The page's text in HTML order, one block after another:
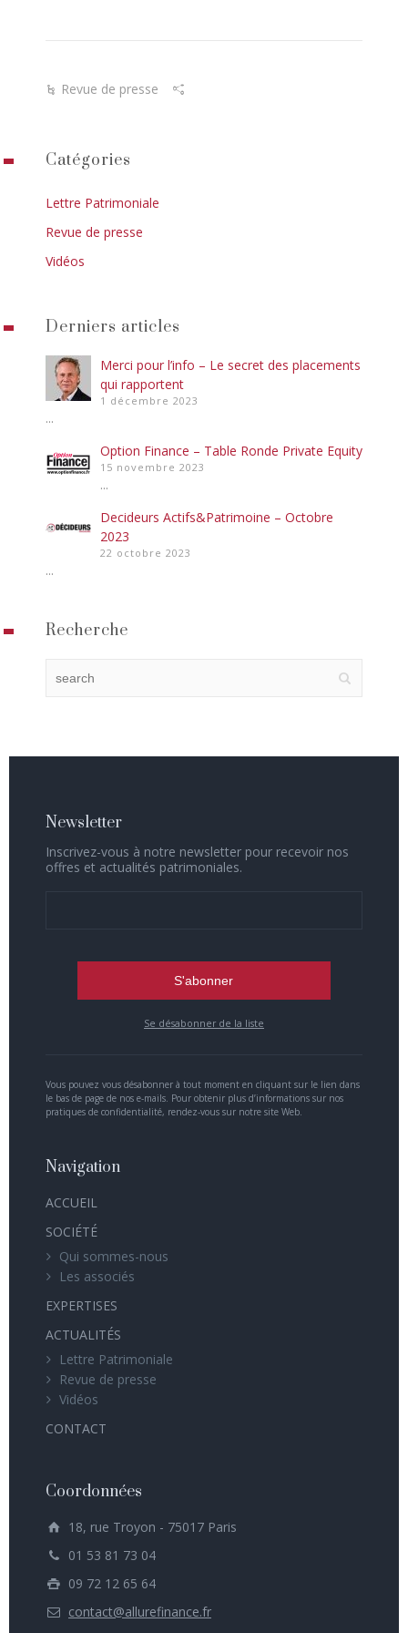
Revue de presse
Catégories
Lettre Patrimoniale
Revue de presse
Vidéos
Derniers articles
Merci pour l’info – Le secret des placements
qui rapportent
1 décembre 2023
...
Option Finance – Table Ronde Private Equity
15 novembre 2023
...
Decideurs Actifs&Patrimoine – Octobre
2023
22 octobre 2023
...
Recherche
Newsletter
Inscrivez-vous à notre newsletter pour recevoir nos
offres et actualités patrimoniales.
Se désabonner de la liste
Vous pouvez vous désabonner à tout moment en cliquant sur le lien dans
le bas de page de nos e-mails. Pour obtenir plus d’informations sur nos
pratiques de confidentialité, rendez-vous sur notre site Web.
Navigation
ACCUEIL
SOCIÉTÉ
Qui sommes-nous
Les associés
EXPERTISES
ACTUALITÉS
Lettre Patrimoniale
Revue de presse
Vidéos
CONTACT
Coordonnées
18, rue Troyon - 75017 Paris
01 53 81 73 04
09 72 12 65 64
contact@allurefinance.fr